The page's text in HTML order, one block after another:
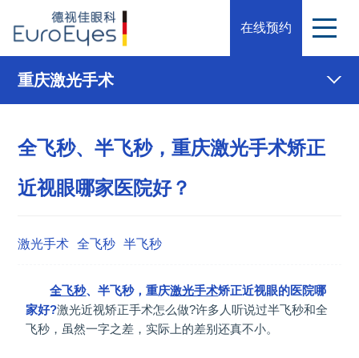
在线预约
重庆激光手术
全飞秒、半飞秒，重庆激光手术矫正
近视眼哪家医院好？
激光手术 全飞秒 半飞秒
全飞秒、半飞秒，重庆激光手术矫正近视眼的医院哪
家好?激光近视矫正手术怎么做?许多人听说过半飞秒和全
飞秒，虽然一字之差，实际上的差别还真不小。